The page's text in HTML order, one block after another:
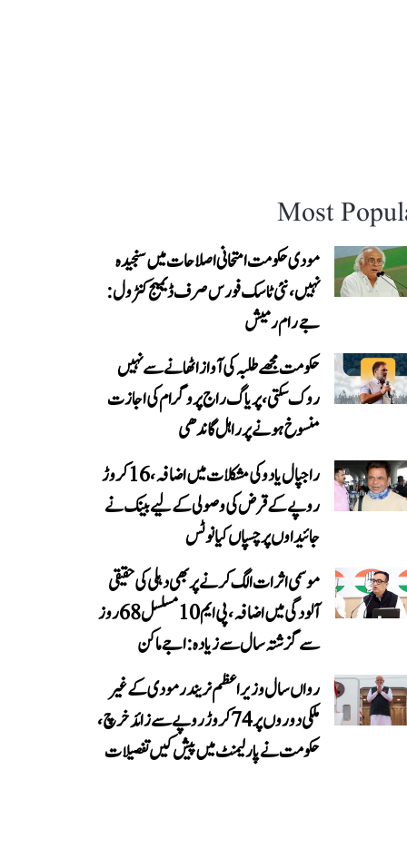
Most
مودی حکومت امتحانی اصلاحات میں سنجیدہ
نہیں، نئی ٹاسک فورس صرف ڈیمیج کنٹرول:
جے رام رمیش
حکومت مجھے طلبہ کی آواز اٹھانے سے نہیں
روک سکتی، پریاگ راج پروگرام کی اجازت
منسوخ ہونے پر راہل گاندھی
راجپال یادو کی مشکلات میں اضافہ، 16 کروڑ
روپے کے قرض کی وصولی کے لیے بینک نے
جائیداوں پر چسپاں کیا نوٹس
موسمی اثرات الگ کرنے پر بھی دہلی کی حقیقی
آلودگی میں اضافہ، پی ایم 10 مسلسل 68 روز
سے گزشتہ سال سے زیادہ: اجے ماکن
رواں سال وزیر اعظم نریندر مودی کے غیر
ملکی دوروں پر 74 کروڑ روپے سے زائد خرچ،
حکومت نے پارلیمنٹ میں پیش کیں تفصیلات